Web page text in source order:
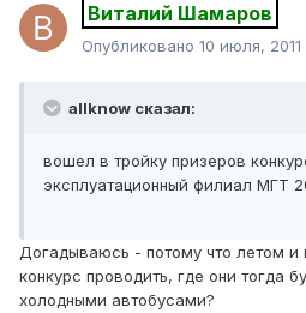
Виталий Шамаров
Опубликовано 10 июля, 2011
allknow сказал:
вошел в тройку призеров
эксплуатационный филиал МГТ
Догадываюсь - потому что летом
конкурс проводить, где они тогда
холодными автобусами?